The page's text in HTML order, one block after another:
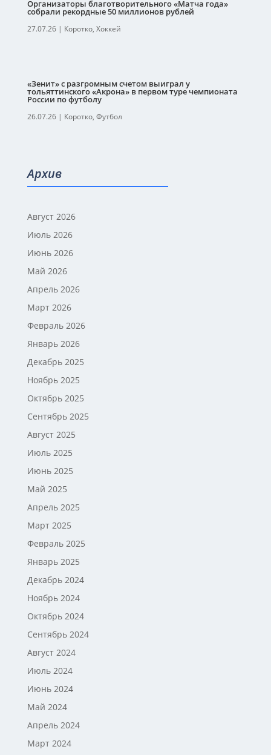
Организаторы благотворительного «Матча года»
собрали рекордные 50 миллионов рублей
27.07.26| Коротко, Хоккей
«Зенит» с разгромным счетом выиграл у
тольяттинского «Акрона» в первом туре чемпионата
России по футболу
26.07.26| Коротко, Футбол
Архив
Август 2026
Июль 2026
Июнь 2026
Май 2026
Апрель 2026
Март 2026
Февраль 2026
Январь 2026
Декабрь 2025
Ноябрь 2025
Октябрь 2025
Сентябрь 2025
Август 2025
Июль 2025
Июнь 2025
Май 2025
Апрель 2025
Март 2025
Февраль 2025
Январь 2025
Декабрь 2024
Ноябрь 2024
Октябрь 2024
Сентябрь 2024
Август 2024
Июль 2024
Июнь 2024
Май 2024
Апрель 2024
Март 2024